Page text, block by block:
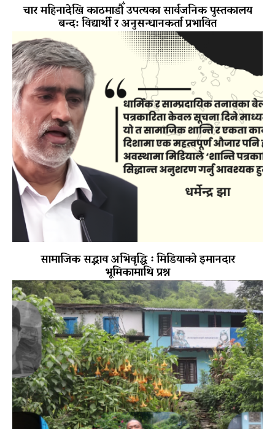
चार महिनादेखि काठमाडौँ उपत्यका सार्वजनिक पुस्तकालय
बन्द: विद्यार्थी र अनुसन्धानकर्ता प्रभावित
सामाजिक सद्भाव अभिवृद्धि ः मिडियाको इमानदार
भूमिकामाथि प्रश्न